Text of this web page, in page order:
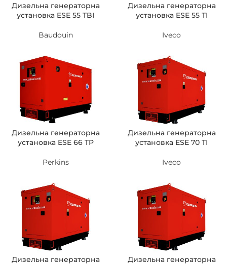
Дизельна генераторна
установка ESE 55 TBI
Baudouin
Дизельна генераторна
установка ESE 55 TI
Iveco
Дизельна генераторна
установка ESE 66 TP
Perkins
Дизельна генераторна
установка ESE 70 TI
Iveco
Дизельна генераторна
Дизельна генераторна